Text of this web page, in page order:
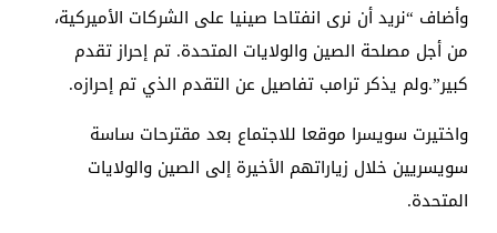
وأضاف “نريد أن نرى انفتاحا صينيا على الشركات الأميركية،
من أجل مصلحة الصين والولايات المتحدة. تم إحراز تقدم
كبير”.ولم يذكر ترامب تفاصيل عن التقدم الذي تم إحرازه.
واختيرت سويسرا موقعا للاجتماع بعد مقترحات ساسة
سويسريين خلال زياراتهم الأخيرة إلى الصين والولايات
المتحدة.